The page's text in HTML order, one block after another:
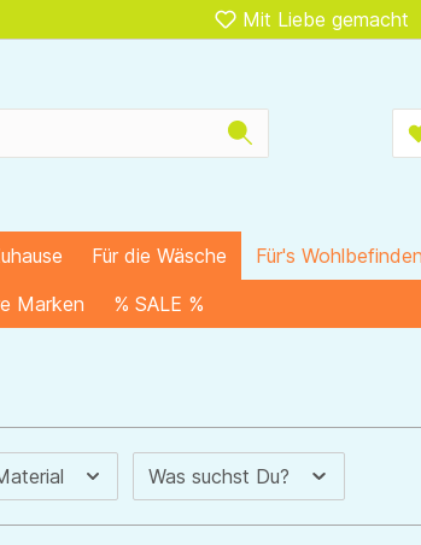
Mit Liebe gemacht
Für die Wäsche Für's Wohlbefinden
Marken
% SALE %
Was suchst Du?